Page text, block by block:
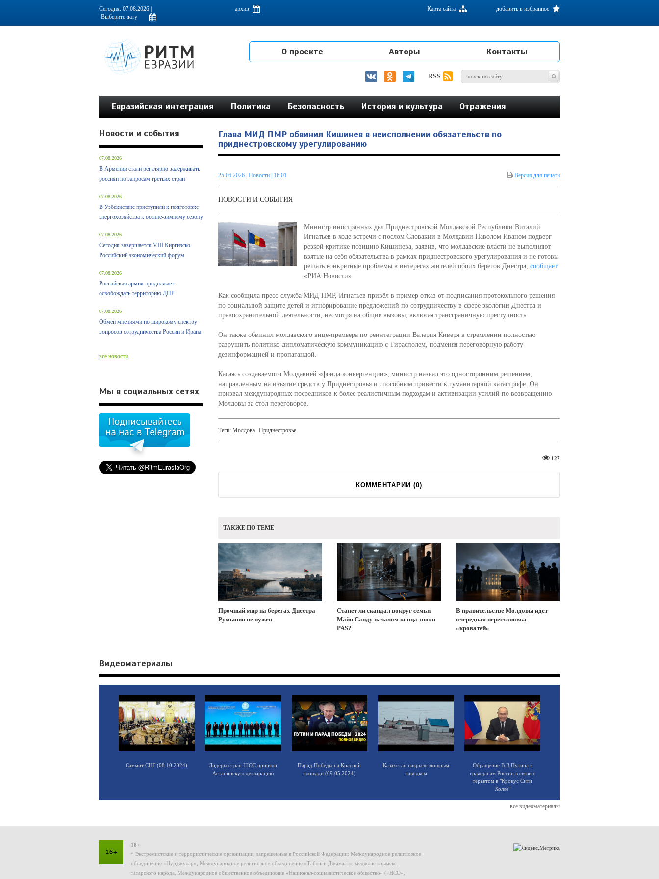
Информационно-аналитическое издание, посвященное актуальным проблемам интеграции на постсоветском пространстве
Сегодня: 07.08.2026 | архив добавить в избранное
Карта сайта
О проекте Авторы Контакты
RSS
Евразийская интеграция Политика Безопасность История и культура Отражения
Глава МИД ПМР обвинил Кишинев в неисполнении обязательств по
приднестровскому урегулированию
25.06.2026| Новости | 16.01 Версия для печати
НОВОСТИ И СОБЫТИЯ
Министр иностранных дел Приднестровской Молдавской Республики Виталий
Игнатьев в ходе встречи с послом Словакии в Молдавии Паволом Иваном подверг
резкой критике позицию Кишинева, заявив, что молдавские власти не выполняют
взятые на себя обязательства в рамках приднестровского урегулирования и не готовы
решать конкретные проблемы в интересах жителей обоих берегов Днестра, сообщает
«РИА Новости».
Как сообщила пресс-служба МИД ПМР, Игнатьев привёл в пример отказ от подписания протокольного решения
по социальной защите детей и игнорирование предложений по сотрудничеству в сфере экологии Днестра и
правоохранительной деятельности, несмотря на общие вызовы, включая трансграничную преступность.
Он также обвинил молдавского вице-премьера по реинтеграции Валерия Киверя в стремлении полностью
разрушить политико-дипломатическую коммуникацию с Тирасполем, подменяя переговорную работу
дезинформацией и пропагандой.
Касаясь создаваемого Молдавией «фонда конвергенции», министр назвал это односторонним решением,
направленным на изъятие средств у Приднестровья и способным привести к гуманитарной катастрофе. Он
призвал международных посредников к более реалистичным подходам и активизации усилий по возвращению
Молдовы за стол переговоров.
Теги: Молдова Приднестровье
127
КОММЕНТАРИИ (0)
ТАКЖЕ ПО ТЕМЕ
Прочный мир на берегах Днестра
Румынии не нужен
Станет ли скандал вокруг семьи
Майи Санду началом конца эпохи
PAS?
В правительстве Молдовы идет
очередная перестановка
«кроватей»
Новости и события
07.08.2026
В Армении стали регулярно задерживать
россиян по запросам третьих стран
07.08.2026
В Узбекистане приступили к подготовке
энергохозяйства к осенне-зимнему сезону
07.08.2026
Сегодня завершается VIII Киргизско-
Российский экономический форум
07.08.2026
Российская армия продолжает
освобождать территорию ДНР
07.08.2026
Обмен мнениями по широкому спектру
вопросов сотрудничества России и Ирана
все новости
Мы в социальных сетях
Видеоматериалы
Саммит СНГ (08.10.2024)
Лидеры стран ШОС приняли
Астанинскую декларацию
Парад Победы на Красной
площади (09.05.2024)
Казахстан накрыло мощным
паводком
Обращение В.В.Путина к
гражданам России в связи с
терактом в "Крокус Сити
Холле"
все видеоматериалы
18+
* Экстремистские и террористические организации, запрещенные в Российской Федерации: Международное религиозное
объединение «Нурджулар», Международное религиозное объединение «Таблиги Джамаат», меджлис крымско-
татарского народа, Международное общественное объединение «Национал-социалистическое общество» («НСО»,